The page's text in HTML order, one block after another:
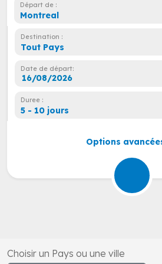
Départ de :
Montreal
Destination :
Tout Pays
Date de départ:
Duree :
5 - 10 jours
Options
Choisir un Pays ou une ville